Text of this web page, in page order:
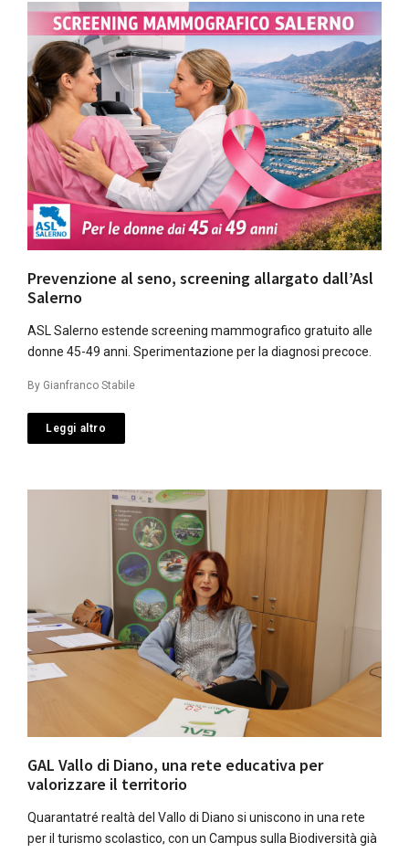
Prevenzione al seno, screening allargato dall’Asl
Salerno
ASL Salerno estende screening mammografico gratuito alle
donne 45-49 anni. Sperimentazione per la diagnosi precoce.
By Gianfranco Stabile
Leggi altro
GAL Vallo di Diano, una rete educativa per
valorizzare il territorio
Quarantatré realtà del Vallo di Diano si uniscono in una rete
per il turismo scolastico, con un Campus sulla Biodiversità già